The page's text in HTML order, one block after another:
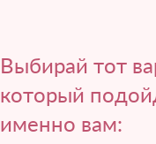
Выбирай тот
который
именно вам: